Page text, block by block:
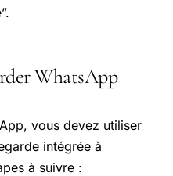
WhatsApp
vous devez utiliser
intégrée à
à suivre :